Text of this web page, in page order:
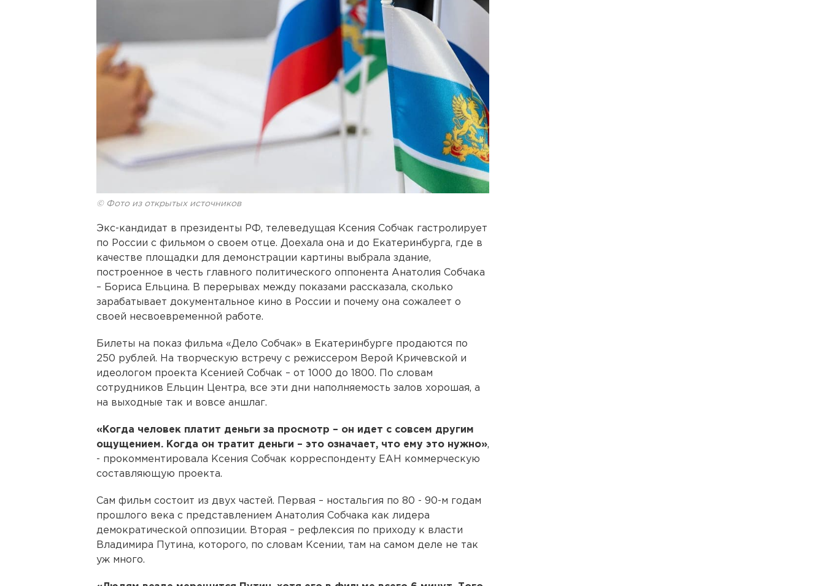
© Фото из открытых источников
Экс-кандидат в президенты РФ, телеведущая Ксения Собчак гастролирует
по России с фильмом о своем отце. Доехала она и до Екатеринбурга, где в
качестве площадки для демонстрации картины выбрала здание,
построенное в честь главного политического оппонента Анатолия Собчака
– Бориса Ельцина. В перерывах между показами рассказала, сколько
зарабатывает документальное кино в России и почему она сожалеет о
своей несвоевременной работе.
Билеты на показ фильма «Дело Собчак» в Екатеринбурге продаются по
250 рублей. На творческую встречу с режиссером Верой Кричевской и
идеологом проекта Ксенией Собчак – от 1000 до 1800. По словам
сотрудников Ельцин Центра, все эти дни наполняемость залов хорошая, а
на выходные так и вовсе аншлаг.
«Когда человек платит деньги за просмотр – он идет с совсем другим
ощущением. Когда он тратит деньги – это означает, что ему это нужно»,
- прокомментировала Ксения Собчак корреспонденту ЕАН коммерческую
составляющую проекта.
Сам фильм состоит из двух частей. Первая – ностальгия по 80 - 90-м годам
прошлого века с представлением Анатолия Собчака как лидера
демократической оппозиции. Вторая – рефлексия по приходу к власти
Владимира Путина, которого, по словам Ксении, там на самом деле не так
уж много.